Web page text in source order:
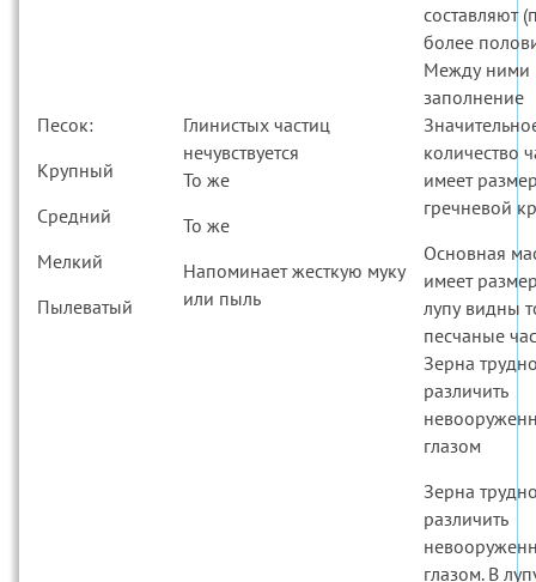
составляют
более
Между ними
заполнение
Песок:
Крупный
Средний
Мелкий
Пылеватый
Глинистых частиц
нечувствуется
То же
То же
Напоминает жесткую муку
или пыль
количество
имеет
гречневой
Основная
имеет
лупу видны
песчаные
Зерна
различить
глазом
Зерна
различить
глазом. В